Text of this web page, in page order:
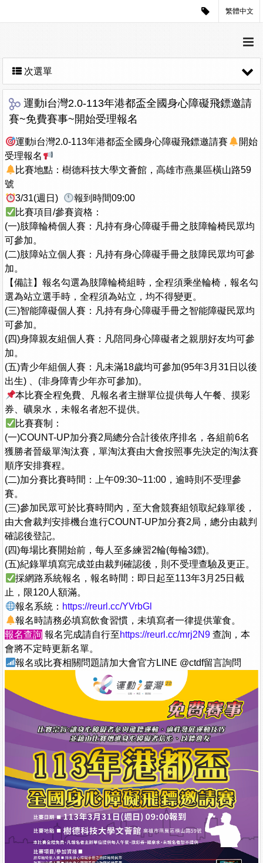
繁體中文
次選單
運動i台灣2.0-113年港都盃全國身心障礙飛鏢邀請
賽~免費賽事~開始受理報名
​運動i台灣2.0-113年港都盃全國身心障礙飛鏢邀請賽
開始
受理報名
比賽地點：樹德科技大學文薈館，高雄市燕巢區橫山路59
號
3/31(週日)
報到時間09:00
比賽項目/參賽資格：
(一)肢障輪椅個人賽：凡持有身心障礙手冊之肢障輪椅民眾均
可參加。
(二)肢障站立個人賽：凡持有身心障礙手冊之肢障民眾均可參
加。
【備註】報名勾選為肢障輪椅組時，全程須乘坐輪椅，報名勾
選為站立選手時，全程須為站立，均不得變更。
(三)智能障礙個人賽：凡持有身心障礙手冊之智能障礙民眾均
可參加。
(四)身障親友組個人賽：凡陪同身心障礙者之親朋好友均可參
加。
(五)青少年組個人賽：凡未滿18歲均可參加(95年3月31日以後
出生) 、(非身障青少年亦可參加)。
本比賽全程免費、凡報名者主辦單位提供每人午餐、摸彩
券、礦泉水，未報名者恕不提供。
比賽賽制：
(一)COUNT-UP加分賽2局總分合計後依序排名，各組前6名
獲勝者晉級單淘汰賽，單淘汰賽由大會按照事先決定的淘汰賽
順序安排賽程。
(二)加分賽比賽時間：上午09:30~11:00，逾時則不受理參
賽。
(三)參加民眾可於比賽時間內，至大會競賽組領取紀錄單後，
由大會裁判安排機台進行COUNT-UP加分賽2局，總分由裁判
確認後登記。
(四)每場比賽開始前，每人至多練習2輪(每輪3鏢)。
(五)紀錄單填寫完成並由裁判確認後，則不受理查驗及更正。
採網路系統報名，報名時間：即日起至113年3月25日截
止，限120人額滿。
報名系統： https://reurl.cc/YVrbGl
報名時請務必填寫飲食習慣，未填寫者一律提供葷食。
報名查詢 報名完成請自行至https://reurl.cc/mrj2N9 查詢，本
會將不定時更新名單。
報名或比賽相關問題請加大會官方LINE @ctdf留言詢問